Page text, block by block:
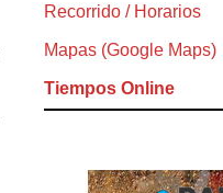
Recorrido / Horarios
Mapas (Google Maps)
Tiempos Online